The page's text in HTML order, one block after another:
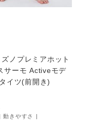
ズノプレミアホット
サーモ Activeモデ
イツ(前開き)
動きやすさ